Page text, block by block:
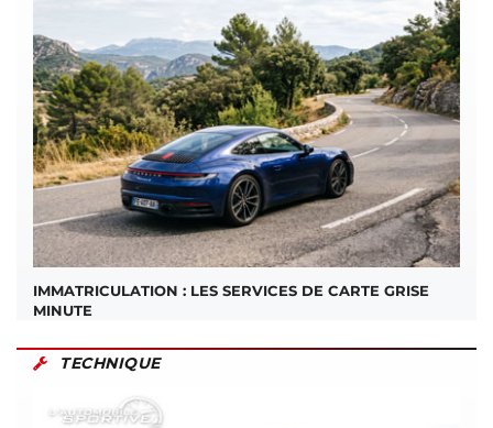
IMMATRICULATION : LES SERVICES DE CARTE GRISE
MINUTE
TECHNIQUE